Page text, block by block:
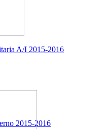
A/I 2015-2016
2015-2016